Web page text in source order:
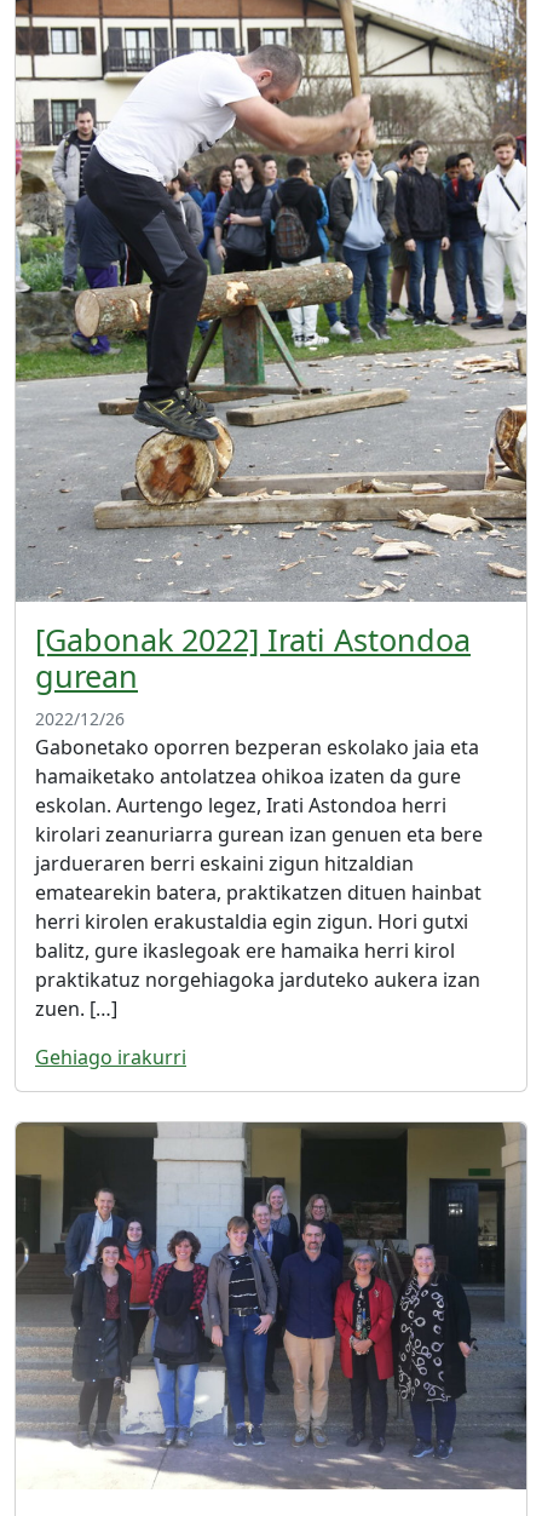
[Gabonak 2022] Irati Astondoa
gurean
2022/12/26
Gabonetako oporren bezperan eskolako jaia eta
hamaiketako antolatzea ohikoa izaten da gure
eskolan. Aurtengo legez, Irati Astondoa herri
kirolari zeanuriarra gurean izan genuen eta bere
jardueraren berri eskaini zigun hitzaldian
ematearekin batera, praktikatzen dituen hainbat
herri kirolen erakustaldia egin zigun. Hori gutxi
balitz, gure ikaslegoak ere hamaika herri kirol
praktikatuz norgehiagoka jarduteko aukera izan
zuen. […]
Gehiago irakurri